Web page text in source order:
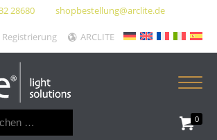
28680 shopbestellung@arclite.de
Registrierung ARCLITE
0